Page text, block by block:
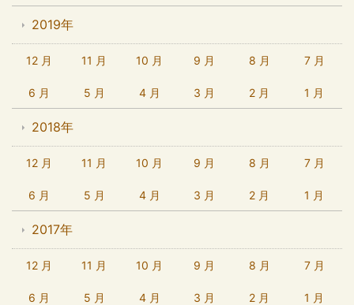
2019年
12 月 11 月 10 月 9 月 8 月 7 月
6 月 5 月 4 月 3 月 2 月 1 月
2018年
12 月 11 月 10 月 9 月 8 月 7 月
6 月 5 月 4 月 3 月 2 月 1 月
2017年
12 月 11 月 10 月 9 月 8 月 7 月
6 月 5 月 4 月 3 月 2 月 1 月